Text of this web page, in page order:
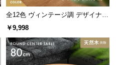
全12色 ヴィンテージ調 デザイナー
ズシェルチェア
￥9,998